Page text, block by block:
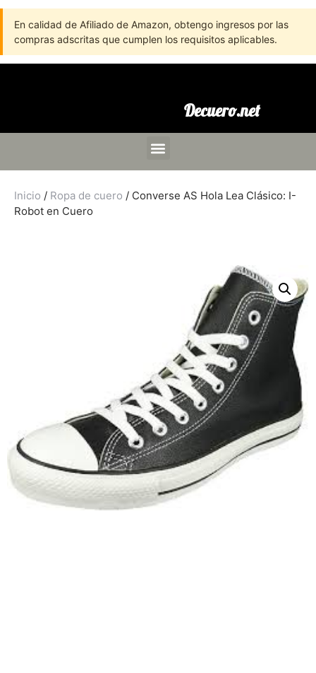
En calidad de Afiliado de Amazon, obtengo ingresos por las
compras adscritas que cumplen los requisitos aplicables.
Decuero.net
Inicio / Ropa de cuero / Converse AS Hola Lea Clásico: I-
Robot en Cuero